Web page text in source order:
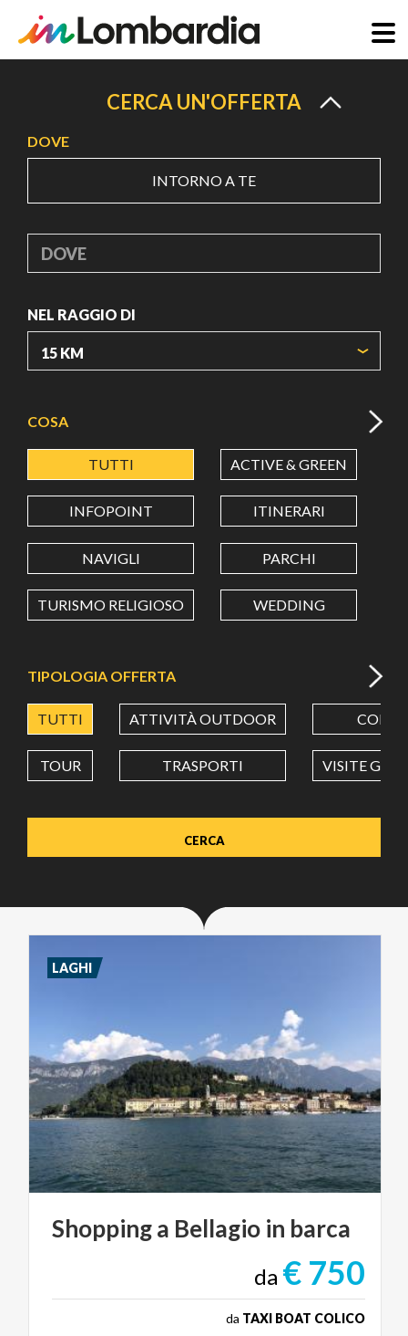
principale
CERCA UN'OFFERTA
DOVE
INTORNO A TE
DOVE
NEL RAGGIO DI
LATITUDINE
LONGITUDINE
Value in decimal degrees. Use dot (.) as decimal separator.
COSA
TUTTI ACTIVE & GREEN
INFOPOINT ITINERARI
NAVIGLI PARCHI
TURISMO RELIGIOSO WEDDING
TIPOLOGIA OFFERTA
TUTTI ATTIVITÀ OUTDOOR CORSI
TOUR TRASPORTI VISITE
Shoppinga Bellagio in barca
da € 750
da TAXI BOAT COLICO
LAGHI